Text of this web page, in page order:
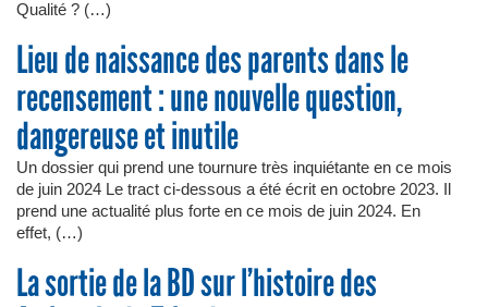
Qualité ? (…)
Lieu de naissance des parents dans le
recensement : une nouvelle question,
dangereuse et inutile
Un dossier qui prend une tournure très inquiétante en ce mois
de juin 2024 Le tract ci-dessous a été écrit en octobre 2023. Il
prend une actualité plus forte en ce mois de juin 2024. En
effet, (…)
La sortie de la BD sur l’histoire des